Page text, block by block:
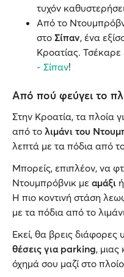
τυχόν
Από το
στο Σίπαν, ένα
Κροατίας.
- Σίπαν!
Από πού φεύγει το
Στην Κροατία, τα πλοία
από το λιμάνι του
λεπτά με τα πόδια από
Μπορείς, επιπλέον, να
Ντουμπρόβνικ με αμάξι ή
Η πιο κοντινή στάση
με τα πόδια από το
Εκεί, θα βρεις διάφορες
θέσεις για parking, μιας
όχημά σου μαζί στο